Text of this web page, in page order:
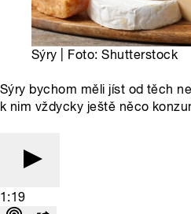
Sýry | Foto: Shutterstock
Sýry bychom měli jíst od těch
k nim vždycky ještě něco
1:19